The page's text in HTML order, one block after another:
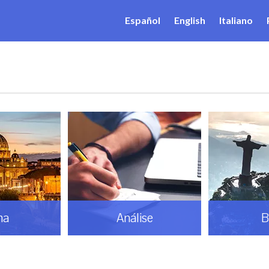
Español English Italiano
Análise